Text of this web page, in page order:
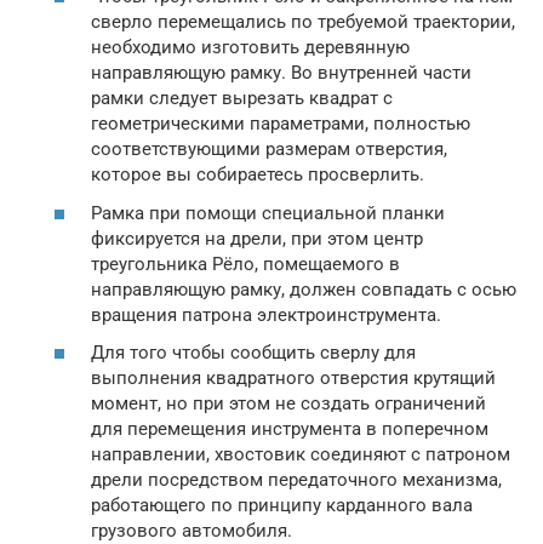
сверло перемещались по требуемой траектории,
необходимо изготовить деревянную
направляющую рамку. Во внутренней части
рамки следует вырезать квадрат с
геометрическими параметрами, полностью
соответствующими размерам отверстия,
которое вы собираетесь просверлить.
Рамка при помощи специальной планки
фиксируется на дрели, при этом центр
треугольника Рёло, помещаемого в
направляющую рамку, должен совпадать с осью
вращения патрона электроинструмента.
Для того чтобы сообщить сверлу для
выполнения квадратного отверстия крутящий
момент, но при этом не создать ограничений
для перемещения инструмента в поперечном
направлении, хвостовик соединяют с патроном
дрели посредством передаточного механизма,
работающего по принципу карданного вала
грузового автомобиля.